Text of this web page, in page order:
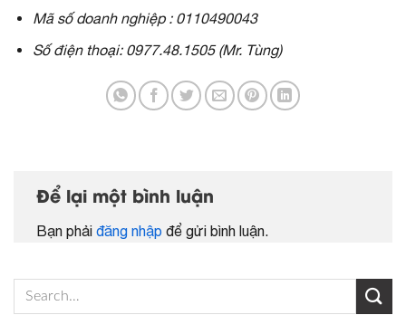
Mã số doanh nghiệp : 0110490043
Số điện thoại: 0977.48.1505 (Mr. Tùng)
Để lại một bình luận
Bạn phải đăng nhập để gửi bình luận.